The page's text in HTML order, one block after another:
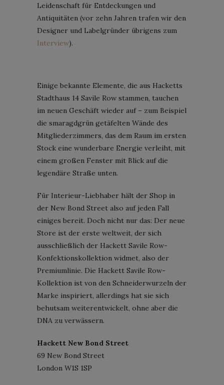
Leidenschaft für Entdeckungen und
Antiquitäten (vor zehn Jahren trafen wir den
Designer und Labelgründer übrigens zum
Interview).
Einige bekannte Elemente, die aus Hacketts
Stadthaus 14 Savile Row stammen, tauchen
im neuen Geschäft wieder auf – zum Beispiel
die smaragdgrün getäfelten Wände des
Mitgliederzimmers, das dem Raum im ersten
Stock eine wunderbare Energie verleiht, mit
einem großen Fenster mit Blick auf die
legendäre Straße unten.
Für Interieur-Liebhaber hält der Shop in
der New Bond Street also auf jeden Fall
einiges bereit. Doch nicht nur das: Der neue
Store ist der erste weltweit, der sich
ausschließlich der Hackett Savile Row-
Konfektionskollektion widmet, also der
Premiumlinie. Die Hackett Savile Row-
Kollektion ist von den Schneiderwurzeln der
Marke inspiriert, allerdings hat sie sich
behutsam weiterentwickelt, ohne aber die
DNA zu verwässern.
Hackett New Bond Street
69 New Bond Street
London W1S 1SP